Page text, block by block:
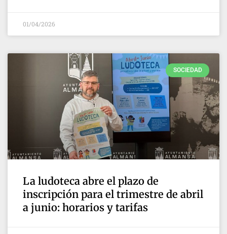
01/04/2026
SOCIEDAD
La ludoteca abre el plazo de
inscripción para el trimestre de abril
a junio: horarios y tarifas